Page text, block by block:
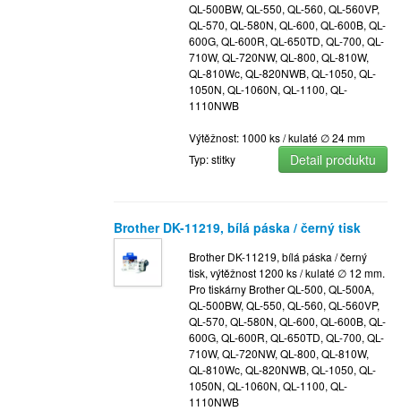
QL-500BW, QL-550, QL-560, QL-560VP,
QL-570, QL-580N, QL-600, QL-600B, QL-
600G, QL-600R, QL-650TD, QL-700, QL-
710W, QL-720NW, QL-800, QL-810W,
QL-810Wc, QL-820NWB, QL-1050, QL-
1050N, QL-1060N, QL-1100, QL-
1110NWB
Výtěžnost: 1000 ks / kulaté ∅ 24 mm
Typ: stitky
Detail produktu
Brother DK-11219, bílá páska / černý tisk
Brother DK-11219, bílá páska / černý
tisk, výtěžnost 1200 ks / kulaté ∅ 12 mm.
Pro tiskárny Brother QL-500, QL-500A,
QL-500BW, QL-550, QL-560, QL-560VP,
QL-570, QL-580N, QL-600, QL-600B, QL-
600G, QL-600R, QL-650TD, QL-700, QL-
710W, QL-720NW, QL-800, QL-810W,
QL-810Wc, QL-820NWB, QL-1050, QL-
1050N, QL-1060N, QL-1100, QL-
1110NWB